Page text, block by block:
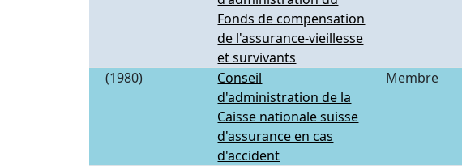
Fonds de compensation
de l'assurance-vieillesse
et survivants
(1980)
Conseil
d'administration de la
Caisse nationale suisse
d'assurance en cas
d'accident
Membre